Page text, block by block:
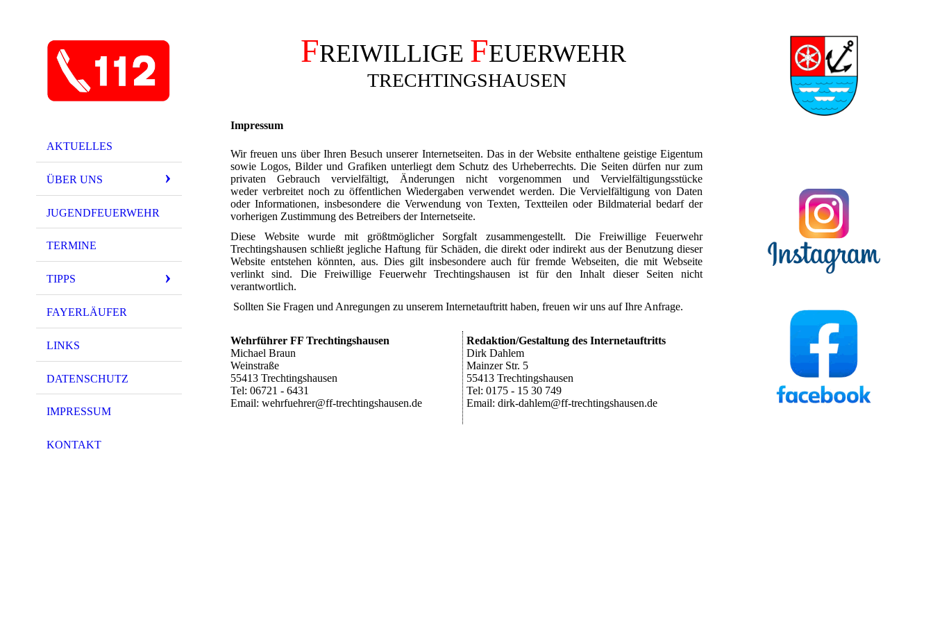
AKTUELLES
ÜBER UNS
JUGENDFEUERWEHR
TERMINE
TIPPS
FAYERLÄUFER
LINKS
DATENSCHUTZ
IMPRESSUM
KONTAKT
FREIWILLIGE FEUERWEHR
TRECHTINGSHAUSEN
Impressum
Wir freuen uns über Ihren Besuch unserer Internetseiten. Das in der Website enthaltene geistige Eigentum
sowie Logos, Bilder und Grafiken unterliegt dem Schutz des Urheberrechts.Die Seiten dürfen nur zum
privaten Gebrauch vervielfältigt, Änderungen nicht vorgenommen und Vervielfältigungsstücke
weder verbreitet noch zu öffentlichen Wiedergaben verwendet werden. Die Vervielfältigung von Daten
oder Informationen,insbesondere die Verwendung von Texten, Textteilen oder Bildmaterial bedarf der
vorherigen Zustimmung des Betreibers derInternetseite.
Diese Website wurde mit größtmöglicher Sorgfalt zusammengestellt. Die Freiwillige Feuerwehr
Trechtingshausen schließt jegliche Haftung für Schäden, die direkt oder indirekt aus der Benutzung dieser
Website entstehen könnten, aus. Dies gilt insbesondere auch für fremde Webseiten, die mit Webseite
verlinkt sind. Die Freiwillige Feuerwehr Trechtingshausen ist für den Inhalt dieser Seiten nicht
verantwortlich.
Sollten Sie Fragen und Anregungen zu unserem Internetauftritt haben, freuen wir uns auf Ihre Anfrage.
Wehrführer FF Trechtingshausen
Michael Braun
Weinstraße
55413 Trechtingshausen
Tel: 06721 - 6431
Email: wehrfuehrer@ff-trechtingshausen.de
Redaktion/Gestaltung des Internetauftritts
Dirk Dahlem
Mainzer Str. 5
55413 Trechtingshausen
Tel: 0175 - 15 30 749
Email: dirk-dahlem@ff-trechtingshausen.de